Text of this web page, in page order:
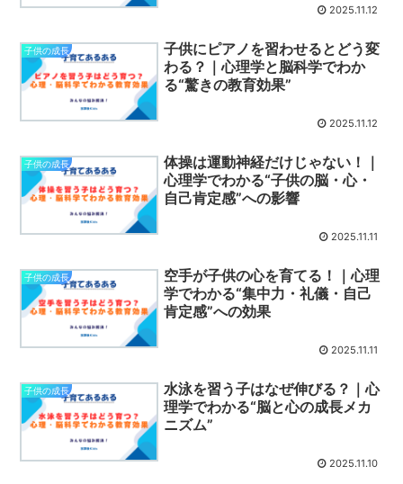
2025.11.12
子供の成長
子供にピアノを習わせるとどう変
わる？｜心理学と脳科学でわか
る“驚きの教育効果”
2025.11.12
子供の成長
体操は運動神経だけじゃない！｜
心理学でわかる“子供の脳・心・
自己肯定感”への影響
2025.11.11
子供の成長
空手が子供の心を育てる！｜心理
学でわかる“集中力・礼儀・自己
肯定感”への効果
2025.11.11
子供の成長
水泳を習う子はなぜ伸びる？｜心
理学でわかる“脳と心の成長メカ
ニズム”
2025.11.10